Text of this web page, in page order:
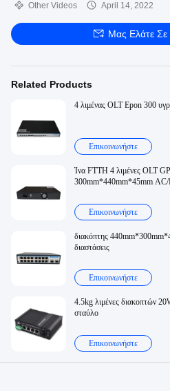
Other Videos April 14, 2022
Μας Ελάτε
Related Products
4 λιμένας OLT Epon 300
Επικοινωνήστε
Ίνα FTTH 4 λιμένες OLT
300mm*440mm*45mm
Επικοινωνήστε
διακόπτης
διαστάσεις
Επικοινωνήστε
4.5kg λιμένες διακοπτών
σταύλο
Επικοινωνήστε